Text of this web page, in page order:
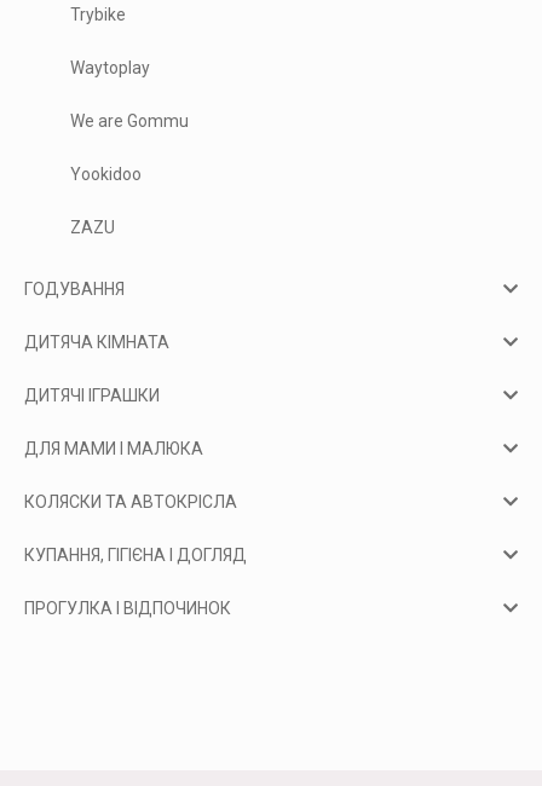
Trybike
Waytoplay
We are Gommu
Yookidoo
ZAZU
ГОДУВАННЯ
ДИТЯЧА КІМНАТА
ДИТЯЧІ ІГРАШКИ
ДЛЯ МАМИ І МАЛЮКА
КОЛЯСКИ ТА АВТОКРІСЛА
КУПАННЯ, ГІГІЄНА І ДОГЛЯД
ПРОГУЛКА І ВІДПОЧИНОК